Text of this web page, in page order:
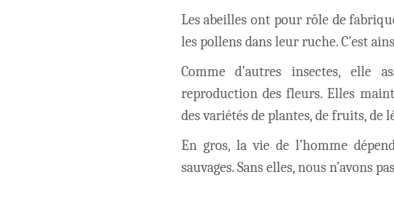
Les abeilles ont pour rôle de
les pollens dans leur ruche. C’est
Comme d’autres insectes, elle
reproduction des fleurs. Elles
des variétés de plantes, de fruits, de
En gros, la vie de l’homme
sauvages. Sans elles, nous n’avons